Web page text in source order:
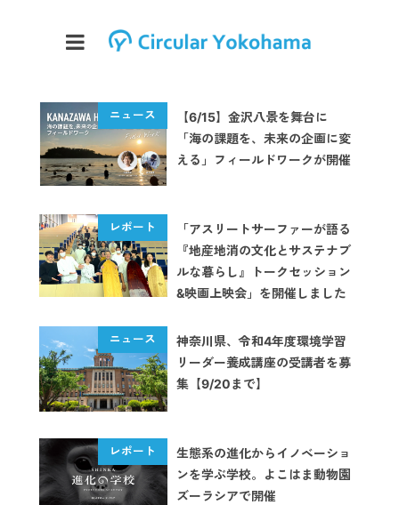
【6/15】金沢八景を舞台に
「海の課題を、未来の企画に変
える」フィールドワークが開催
「アスリートサーファーが語る
『地産地消の文化とサステナブ
ルな暮らし』トークセッション
&映画上映会」を開催しました
神奈川県、令和4年度環境学習
リーダー養成講座の受講者を募
集【9/20まで】
生態系の進化からイノベーショ
ンを学ぶ学校。よこはま動物園
ズーラシアで開催